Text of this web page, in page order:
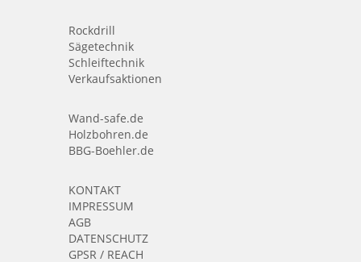
Rockdrill
Sägetechnik
Schleiftechnik
Verkaufsaktionen
Wand-safe.de
Holzbohren.de
BBG-Boehler.de
KONTAKT
IMPRESSUM
AGB
DATENSCHUTZ
GPSR / REACH